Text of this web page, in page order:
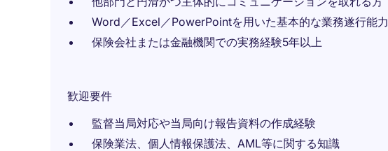
Word／Excel／PowerPointを用いた基本的な業務遂行能力
保険会社または金融機関での実務経験5年以上
歓迎要件
監督当局対応や当局向け報告資料の作成経験
保険業法、個人情報保護法、AML等に関する知識